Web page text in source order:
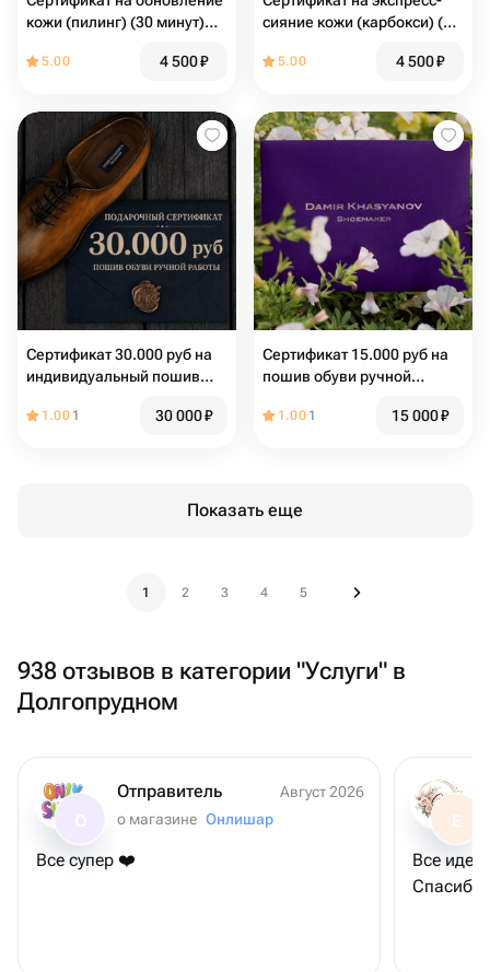
кожи (пилинг) (30 минут)
5.00 4 500₽
сияние кожи (карбокси) (30
5.00 4 500₽
Cертификат 30.000 руб на
индивидуальный пошив
1.00 1 30 000₽
Сертификат 15.000 руб на
пошив обуви ручной
1.00 1 15 000₽
Показать еще
1 2 3 4 5
938 отзывов в категории "Услуги" в
Долгопрудном
Отправитель
Август 2026
о магазине Онлишар
Все супер ❤️
Е
Все
Спасибо